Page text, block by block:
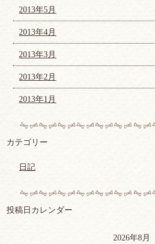
2013年5月
2013年4月
2013年3月
2013年2月
2013年1月
カテゴリー
日記
投稿日カレンダー
2026年8月